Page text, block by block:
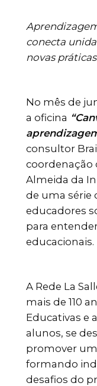
conecta
novas
No mês de
a oficina
consultor
coordenação
Almeida da
de uma série
educadores
para
educacionais.
A Rede La
mais de 110
Educativas e
alunos, se
promover
formando
desafios do